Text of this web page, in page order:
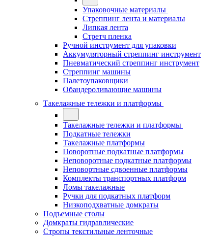
Упаковочные материалы
Стреппинг лента и материалы
Липкая лента
Стретч пленка
Ручной инструмент для упаковки
Аккумуляторный стреппинг инструмент
Пневматический стреппинг инструмент
Стреппинг машины
Палетоупаковщики
Обандероливающие машины
Такелажные тележки и платформы
Такелажные тележки и платформы
Подкатные тележки
Такелажные платформы
Поворотные подкатные платформы
Неповоротные подкатные платформы
Неповортные сдвоенные платформы
Комплекты транспортных платформ
Ломы такелажные
Ручки для подкатных платформ
Низкоподхватные домкраты
Подъемные столы
Домкраты гидравлические
Стропы текстильные ленточные